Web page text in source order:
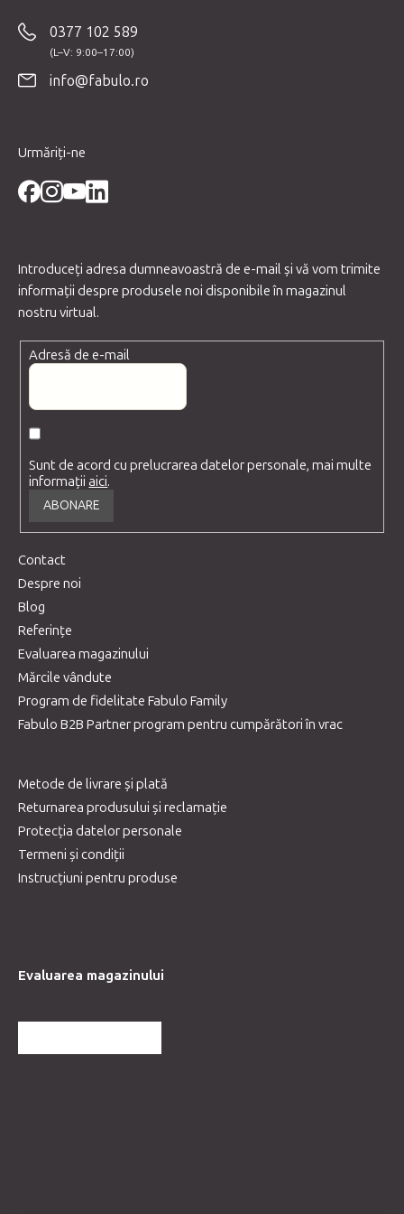
0377 102 589
info@fabulo.ro
Urmăriți-ne
Introduceţi adresa dumneavoastră de e-mail şi vă vom trimite
informaţii despre produsele noi disponibile în magazinul
nostru virtual.
Adresă de e-mail
Sunt de acord cu prelucrarea datelor personale, mai multe
informațiiaici.
ABONARE
Contact
Despre noi
Blog
Referințe
Evaluarea magazinului
Mărcile vândute
Program de fidelitate Fabulo Family
Fabulo B2B Partner program pentru cumpărători în vrac
Metode de livrare și plată
Returnarea produsului și reclamație
Protecția datelor personale
Termeni și condiții
Instrucțiuni pentru produse
Evaluarea magazinului